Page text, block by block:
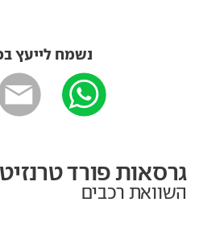
נשמח לייעץ
גרסאות פורד טרנזיט
השוואת רכבים